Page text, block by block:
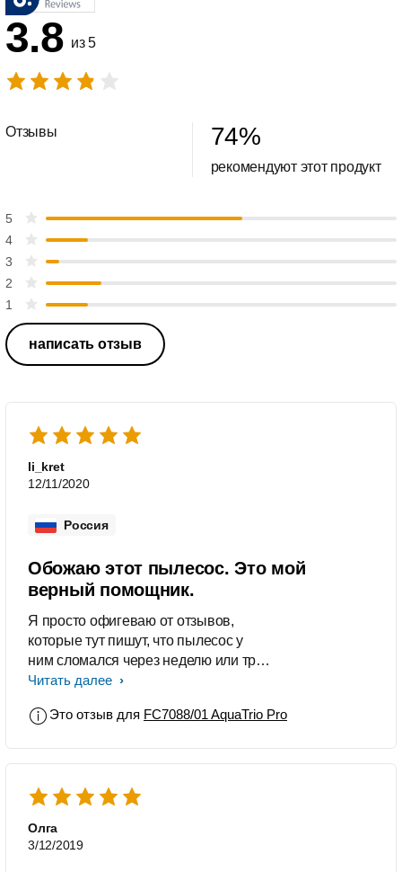
3.8 из 5
Отзывы 74%
рекомендуют этот продукт
5
4
3
2
1
написать отзыв
li_kret
12/11/2020
Россия
Обожаю этот пылесос. Это мой
верный помощник.
Я просто офигеваю от отзывов,
которые тут пишут, что пылесос у
ним сломался через неделю или три
месяца. У меня вопрос возник: вы
нём? Я своим пользуюсь уже пятый
ничего не сломалось. Пока,
больнице, мой муж после гулянки на
Читать далее
Это отзыв для FC7088/01 AquaTrio Pro
Олга
3/12/2019